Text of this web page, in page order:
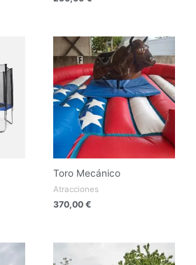
Toro Mecánico
Atracciones
370,00 €